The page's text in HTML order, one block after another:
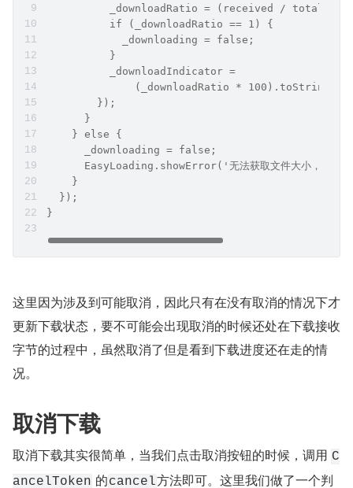
          _downloadRatio = (received / total);
          if (_downloadRatio == 1) {
            _downloading = false;
          }
          _downloadIndicator =
(_downloadRatio *
        });
      }
    } else {
      _downloading = false;
EasyLoading.showError('无法获取文件大小，下载
    }
  });
}
这里因为涉及到可能取消，因此只有在没有取消的情况下才
更新下载状态，要不可能会出现取消的时候还处在下载接收
字节的过程中，虽然取消了但是看到下载进度还在走的情
况。
取消下载
取消下载其实很简单，当我们点击取消按钮的时候，调用 C
ancelToken 的cancel方法即可。这里我们做了一个判